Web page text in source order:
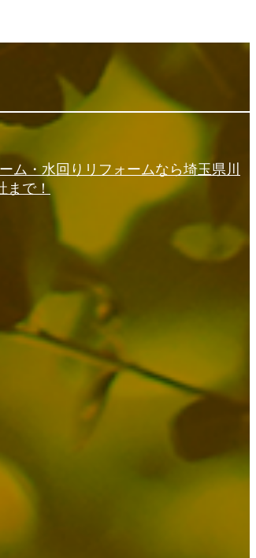
ム・水回りリフォームなら埼玉県川
まで！